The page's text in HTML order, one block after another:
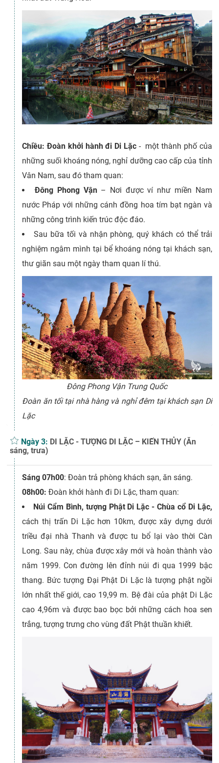
Chiều: Đoàn khởi hành đi Di Lặc - một thành phố của
những suối khoáng nóng, nghỉ dưỡng cao cấp của tỉnh
Vân Nam, sau đó tham quan:
Đông Phong Vận – Nơi được ví như miền Nam
nước Pháp với những cánh đồng hoa tím bạt ngàn và
những công trình kiến trúc độc đáo.
Sau bữa tối và nhận phòng, quý khách có thể trải
nghiệm ngâm mình tại bể khoáng nóng tại khách sạn,
thư giãn sau một ngày tham quan lí thú.
Đông Phong Vận Trung Quốc
Đoàn ăn tối tại nhà hàng và nghỉ đêm tại khách sạn Di
Lặc
Ngày 3: DI LẶC - TƯỢNG DI LẶC – KIẾN THỦY (Ăn
sáng, trưa)
Sáng 07h00: Đoàn trả phòng khách sạn, ăn sáng.
08h00:Đoàn khởi hành đi Di Lặc, tham quan:
Núi Cẩm Bình, tượng Phật Di Lặc - Chùa cổ Di Lặc,
cách thị trấn Di Lặc hơn 10km, được xây dựng dưới
triều đại nhà Thanh và được tu bổ lại vào thời Càn
Long. Sau này, chùa được xây mới và hoàn thành vào
năm 1999. Con đường lên đỉnh núi đi qua 1999 bậc
thang. Bức tượng Đại Phật Di Lặc là tượng phật ngồi
lớn nhất thế giới, cao 19,99 m. Bệ đài của phật Di Lặc
cao 4,96m và được bao bọc bởi những cách hoa sen
trắng, tượng trưng cho vùng đất Phật thuần khiết.